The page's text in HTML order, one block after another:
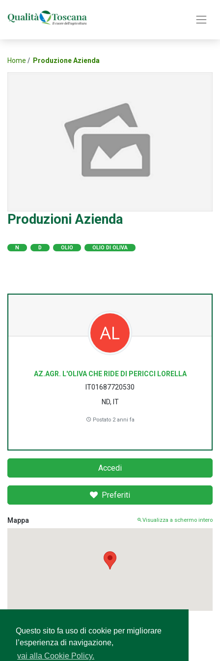
Questo sito fa uso di cookie per migliorare
l’esperienza di navigazione,
vai alla Cookie Policy.
Home Produzione Azienda
Produzioni Azienda
N D OLIO OLIO DI OLIVA
AZ.AGR. L'OLIVA CHE RIDE DI PERICCI LORELLA
IT01687720530
ND, IT
Postato 2 anni fa
Accedi
Preferiti
Mappa Visualizza a schermo intero
Condividi